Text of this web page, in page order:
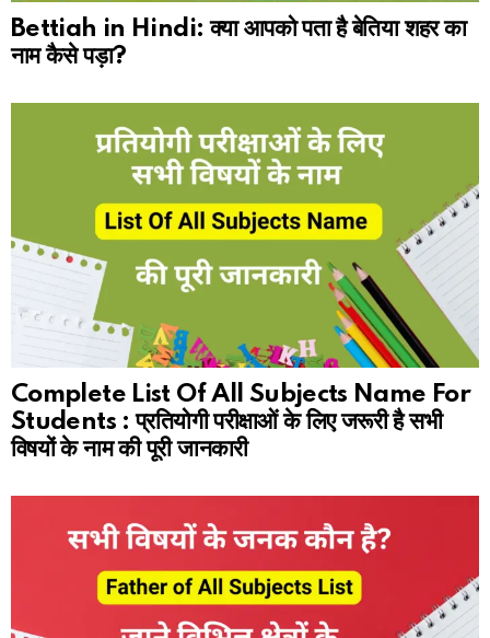
Bettiah in Hindi: क्या आपको पता है बेतिया शहर का
नाम कैसे पड़ा?
Complete List Of All Subjects Name For
Students : प्रतियोगी परीक्षाओं के लिए जरूरी है सभी
विषयों के नाम की पूरी जानकारी